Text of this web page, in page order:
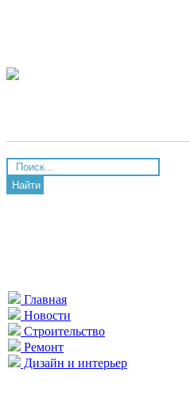
Найти
Главная
Новости
Строительство
Ремонт
Дизайн и интерьер